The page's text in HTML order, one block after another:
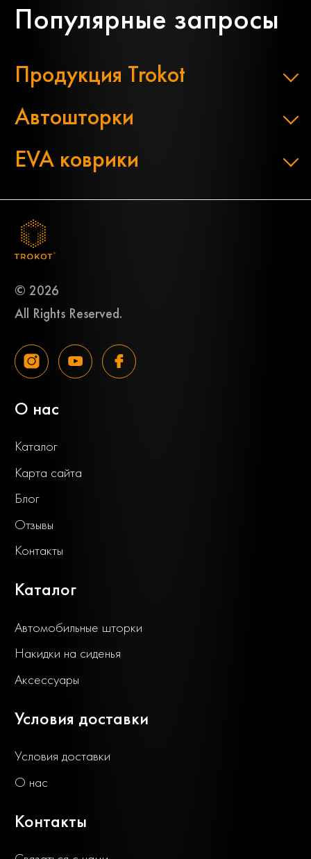
Популярные запросы
Продукция Trokot
Автошторки
EVA коврики
© 2026
All Rights Reserved.
О нас
Каталог
Карта сайта
Блог
Отзывы
Контакты
Каталог
Автомобильные шторки
Накидки на сиденья
Аксессуары
Условия доставки
Условия доставки
О нас
Контакты